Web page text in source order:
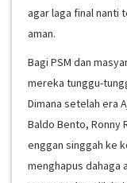
agar laga final nanti
aman.
Bagi PSM dan
mereka tunggu-
Dimana setelah era
Baldo Bento, Ronny
enggan singgah ke
menghapus dahaga